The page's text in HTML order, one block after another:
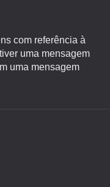
com referência à
uma mensagem
uma mensagem